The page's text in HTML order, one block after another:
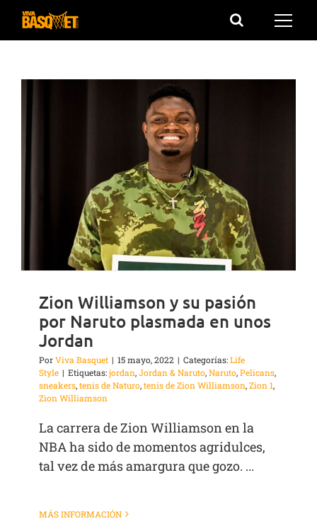
Saltar
Zion Williamson y su pasión
por Naruto plasmada en unos
Jordan
PorViva Basquet | 15 mayo, 2022 | Categorías:Life
Style | Etiquetas:jordan,Jordan & Naruto,Naruto,Pelicans,
sneakers,tenis de Naturo,tenis de Zion Williamson,Zion 1,
Zion Williamson
La carrera de Zion Williamson en la
NBA ha sido de momentos agridulces,
tal vez de más amargura que gozo. ...
MÁS INFORMACIÓN